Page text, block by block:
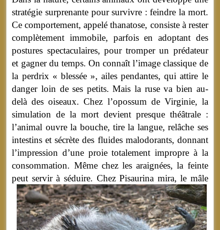
stratégie surprenante pour survivre : feindre la mort.
Ce comportement, appelé thanatose, consiste à rester
complètement immobile, parfois en adoptant des
postures spectaculaires, pour tromper un prédateur
et gagner du temps. On connaît l’image classique de
la perdrix « blessée », ailes pendantes, qui attire le
danger loin de ses petits. Mais la ruse va bien au-
delà des oiseaux. Chez l’opossum de Virginie, la
simulation de la mort devient presque théâtrale :
l’animal ouvre la bouche, tire la langue, relâche ses
intestins et sécrète des fluides malodorants, donnant
l’impression d’une proie totalement impropre à la
consommation. Même chez les araignées, la feinte
peut servir à séduire. Chez Pisaurina mira, le mâle